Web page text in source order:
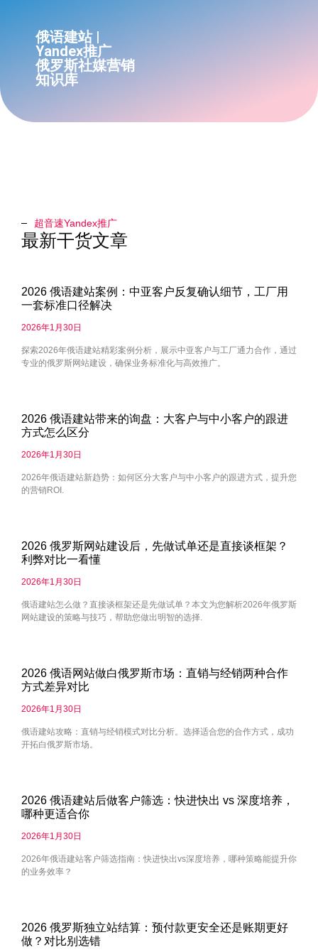
俄语建站 |
Yandex推广
俄罗斯社媒营销
知识库
超音速Yandex推广​
最新干货文章
2026 俄语建站案例：中亚客户反复确认细节，工厂用
一套标准口径解决
2026年1月30日
探索2026年俄语建站精彩案例分析，展示中亚客户与工厂通力合作，通过
专业的俄罗斯网站建设，确保业务标准化与高效推广。
2026 俄语建站带来的询盘：大客户与中小客户的跟进
方式怎么区分
2026年1月30日
2026年俄语建站新趋势：如何区分大客户与中小客户的跟进方式，提升您
的营销ROI.
2026 俄罗斯网站建设后，先做试单还是直接谈框架？
利弊对比一看懂
2026年1月30日
俄语建站怎么做？直接谈框架还是先做试单？本文为您解析2026年俄罗斯
网站建设的策略与技巧，帮助您做出明智的选择.
2026 俄语网站做白俄罗斯市场：直销与经销两种合作
方式差异对比
2026年1月30日
俄语建站攻略：直销与经销模式对比分析。选择适合您的合作方式，成功
开拓白俄罗斯市场。
2026 俄语建站后做客户筛选：快进快出 vs 深度培养，
哪种更适合你
2026年1月30日
2026年俄语建站客户筛选指南：快进快出vs深度培养，哪种策略能提升你
的业务效率？
2026 俄罗斯独立站结算：预付款更安全还是账期更好
做？对比别选错